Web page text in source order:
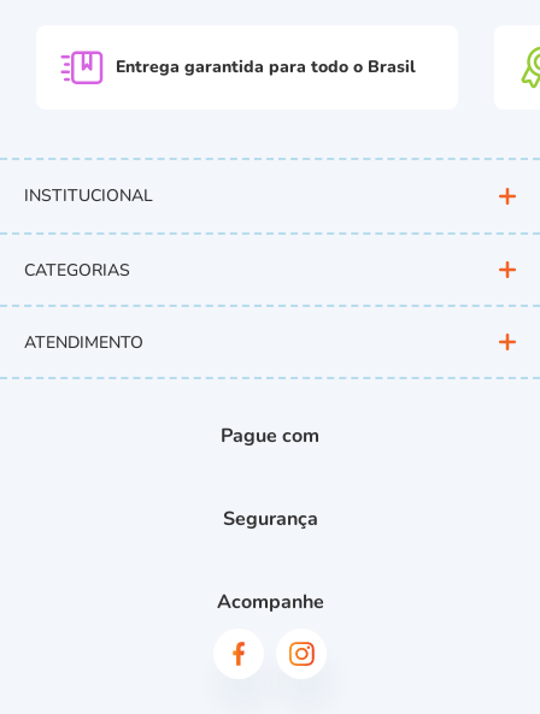
Entrega garantida para todo o Brasil
INSTITUCIONAL
CATEGORIAS
ATENDIMENTO
Pague com
Segurança
Acompanhe